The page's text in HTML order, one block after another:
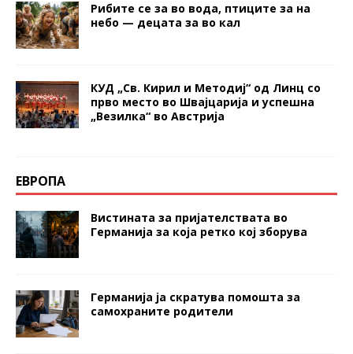
Рибите се за во вода, птиците за на
небо — децата за во кал
КУД „Св. Кирил и Методиј“ од Линц со
прво место во Швајцарија и успешна
„Везилка“ во Австрија
ЕВРОПА
Вистината за пријателствата во
Германија за која ретко кој зборува
Германија ја скратува помошта за
самохраните родители